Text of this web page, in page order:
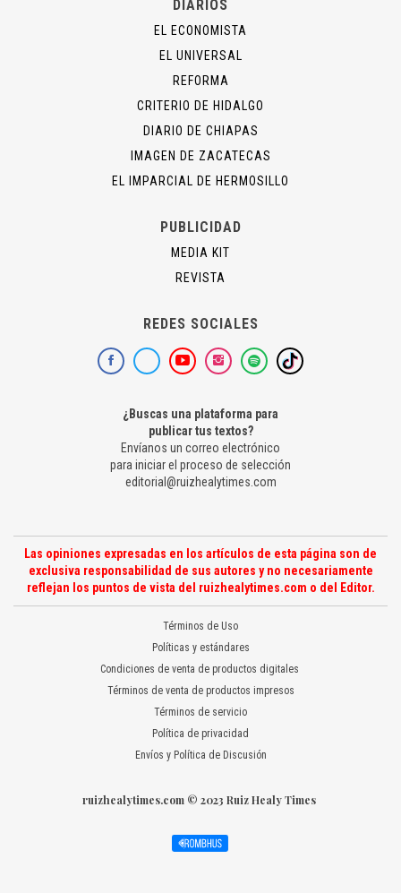
DIARIOS
EL ECONOMISTA
EL UNIVERSAL
REFORMA
CRITERIO DE HIDALGO
DIARIO DE CHIAPAS
IMAGEN DE ZACATECAS
EL IMPARCIAL DE HERMOSILLO
PUBLICIDAD
MEDIA KIT
REVISTA
REDES SOCIALES
¿Buscas una plataforma para
publicar tus textos?
Envíanos un correo electrónico
para iniciar el proceso de selección
editorial@ruizhealytimes.com
Las opiniones expresadas en los artículos de esta página son de
exclusiva responsabilidad de sus autores y no necesariamente
reflejan los puntos de vista del ruizhealytimes.com o del Editor.
Términos de Uso
Políticas y estándares
Condiciones de venta de productos digitales
Términos de venta de productos impresos
Términos de servicio
Política de privacidad
Envíos y Política de Discusión
ruizhealytimes.com © 2023 Ruiz Healy Times